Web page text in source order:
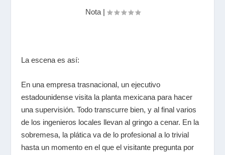
Nota|
La escena es así:
En una empresa trasnacional, un ejecutivo
estadounidense visita la planta mexicana para hacer
una supervisión. Todo transcurre bien, y al final varios
de los ingenieros locales llevan al gringo a cenar. En la
sobremesa, la plática va de lo profesional a lo trivial
hasta un momento en el que el visitante pregunta por